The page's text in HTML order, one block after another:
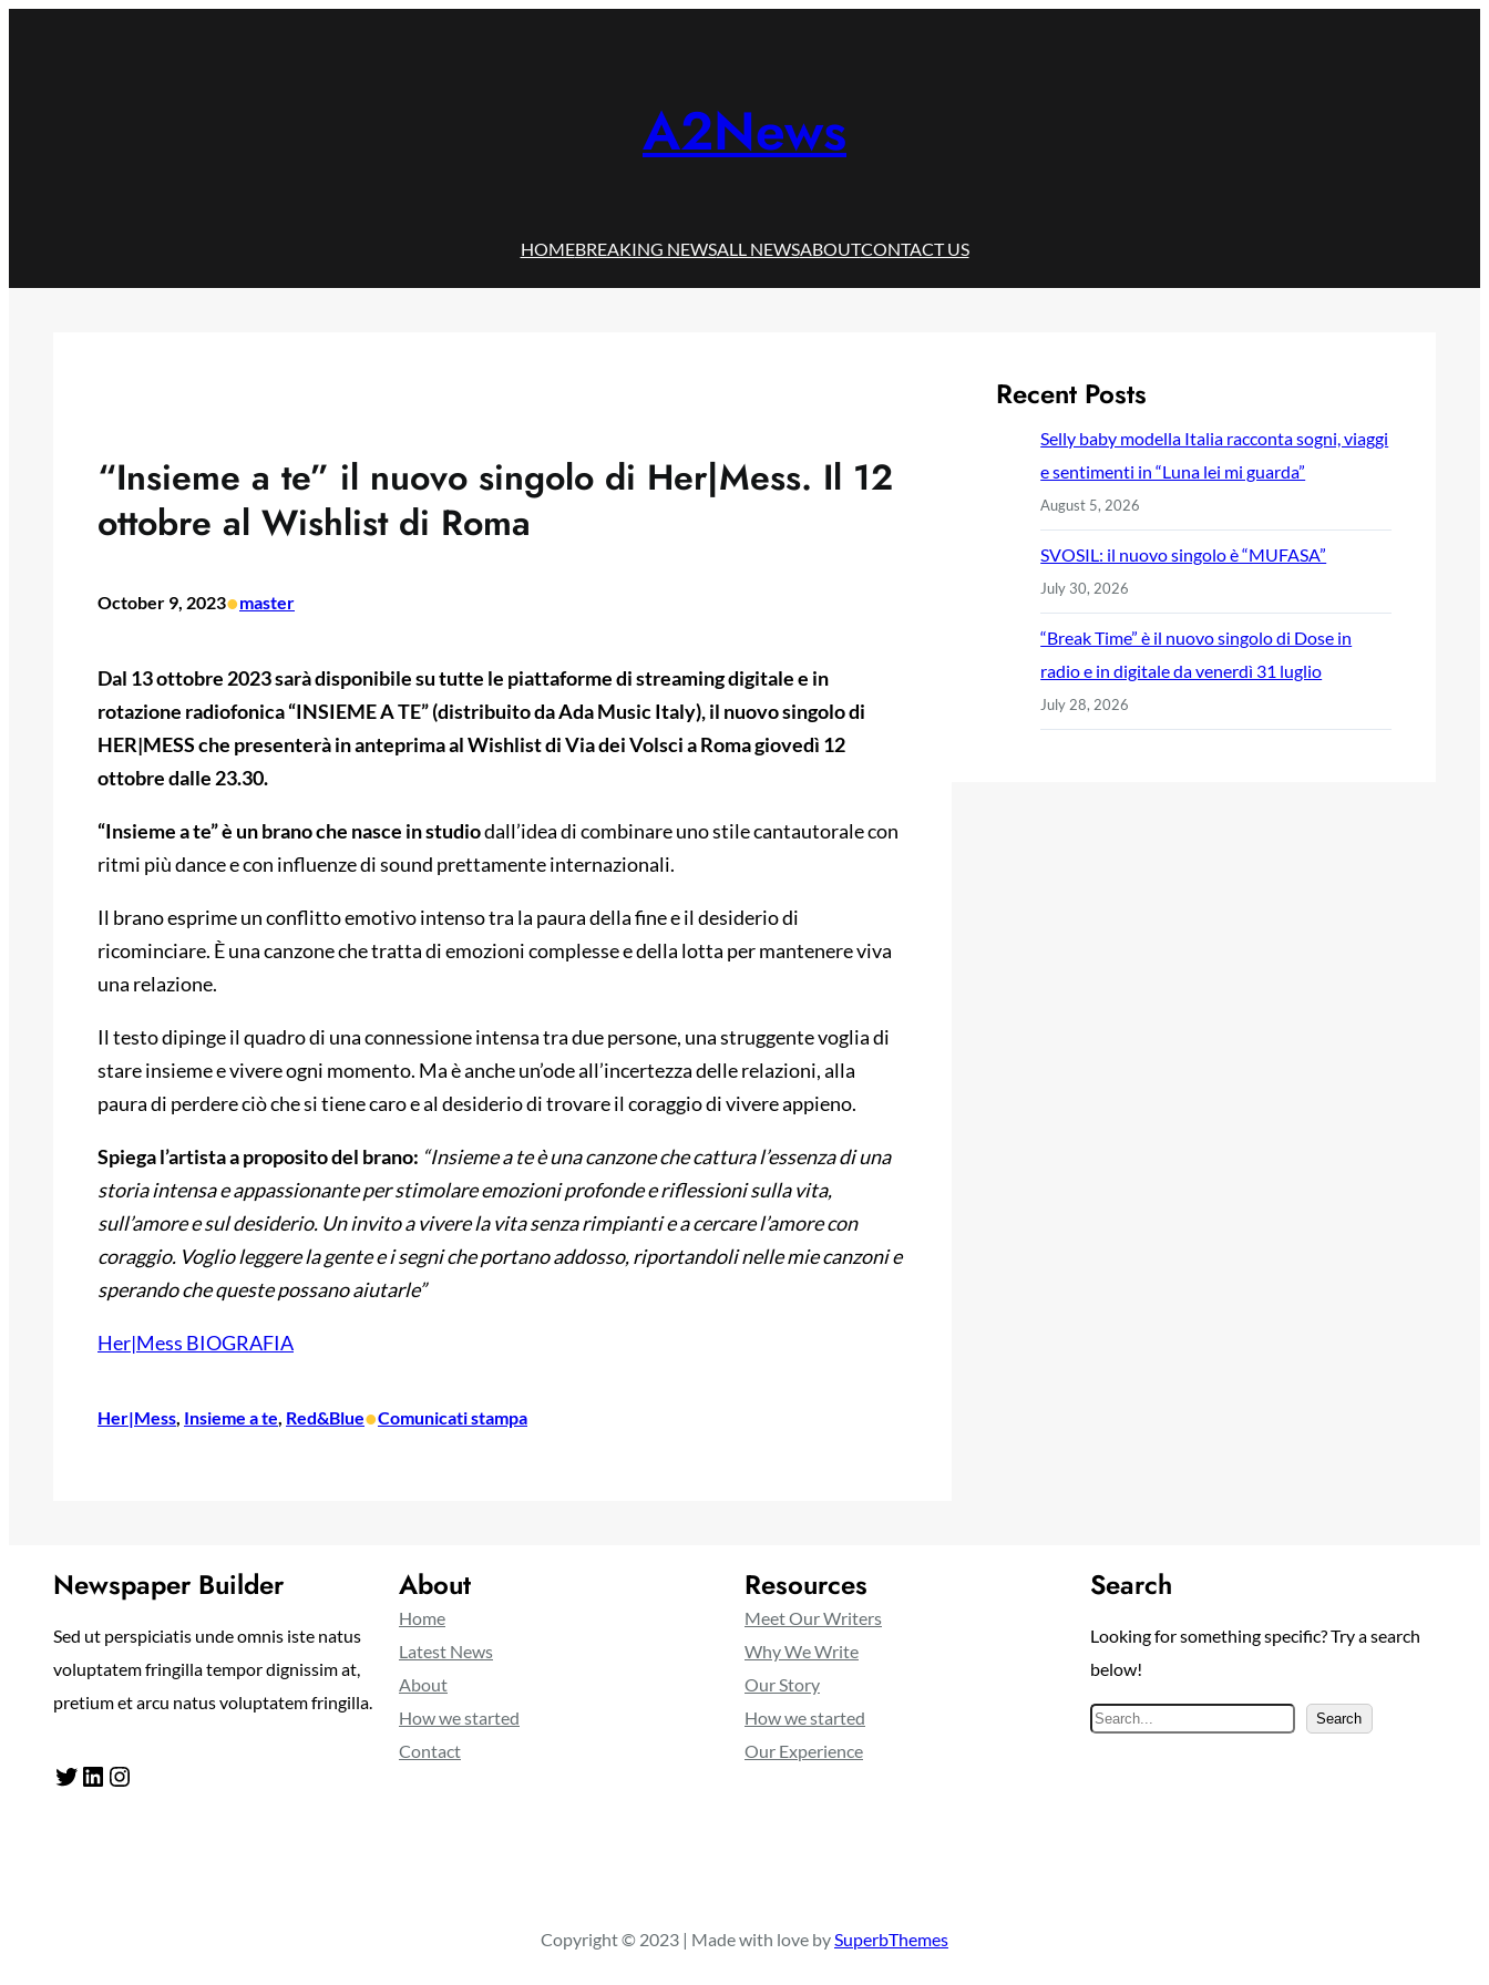
A2News
HOMEBREAKING NEWSALL NEWSABOUTCONTACT US
“Insieme a te” il nuovo singolo di Her|Mess. Il 12
ottobre al Wishlist di Roma
October 9, 2023•master
Dal 13 ottobre 2023 sarà disponibile su tutte le piattaforme di streaming digitale e in
rotazione radiofonica “INSIEME A TE” (distribuito da Ada Music Italy), il nuovo singolo di
HER|MESS che presenterà in anteprima al Wishlist di Via dei Volsci a Roma giovedì 12
ottobre dalle 23.30.
“Insieme a te” è un brano che nasce in studiodall’idea di combinare uno stile cantautorale con
ritmi più dance e con influenze di sound prettamente internazionali.
Il brano esprime un conflitto emotivo intenso tra la paura della fine e il desiderio di
ricominciare. È una canzone che tratta di emozioni complesse e della lotta per mantenere viva
una relazione.
Il testo dipinge il quadro di una connessione intensa tra due persone, una struggente voglia di
stare insieme e vivere ogni momento. Ma è anche un’ode all’incertezza delle relazioni, alla
paura di perdere ciò che si tiene caro e al desiderio di trovare il coraggio di vivere appieno.
Spiega l’artista a proposito del brano: “Insieme a te è una canzone che cattura l’essenza di una
storia intensa e appassionante per stimolare emozioni profonde e riflessioni sulla vita,
sull’amore e sul desiderio. Un invito a vivere la vita senza rimpianti e a cercare l’amore con
coraggio. Voglio leggere la gente e i segni che portano addosso, riportandoli nelle mie canzoni e
sperando che queste possano aiutarle”
Her|Mess BIOGRAFIA
Her|Mess, Insieme a te, Red&Blue•Comunicati stampa
Recent Posts
Selly baby modella Italia racconta sogni, viaggi
e sentimenti in “Luna lei mi guarda”
August 5, 2026
SVOSIL: il nuovo singolo è “MUFASA”
July 30, 2026
“Break Time” è il nuovo singolo di Dose in
radio e in digitale da venerdì 31 luglio
July 28, 2026
Newspaper Builder
Sed ut perspiciatis unde omnis iste natus
voluptatem fringilla tempor dignissim at,
pretium et arcu natus voluptatem fringilla.
Twitter LinkedIn Instagram
About
Home
Latest News
About
How we started
Contact
Resources
Meet Our Writers
Why We Write
Our Story
How we started
Our Experience
Search
Looking for something specific? Try a search
below!
S
Search
Copyright © 2023 | Made with love bySuperbThemes